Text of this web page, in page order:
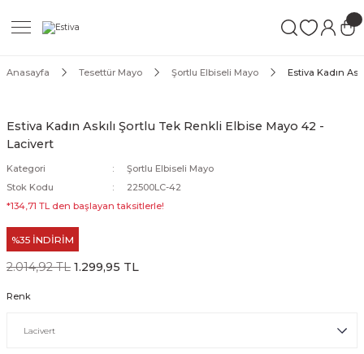
Mayo
Anasayfa Tesettür Mayo Şortlu Elbiseli Mayo Estiva Kadın
Estiva Kadın Askılı Şortlu Tek Renkli Elbise Mayo 42 -
Lacivert
Kategori
Şortlu Elbiseli Mayo
Stok Kodu
22500LC-42
*134,71 TL den başlayan taksitlerle!
%35 İNDİRİM
2.014,92 TL 1.299,95 TL
Renk